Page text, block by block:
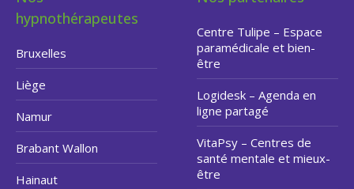
hypnothérapeutes
Bruxelles
Liège
Namur
Brabant Wallon
Hainaut
Centre Tulipe – Espace
paramédicale et bien-
être
Logidesk – Agenda en
ligne partagé
VitaPsy – Centres de
santé mentale et mieux-
être